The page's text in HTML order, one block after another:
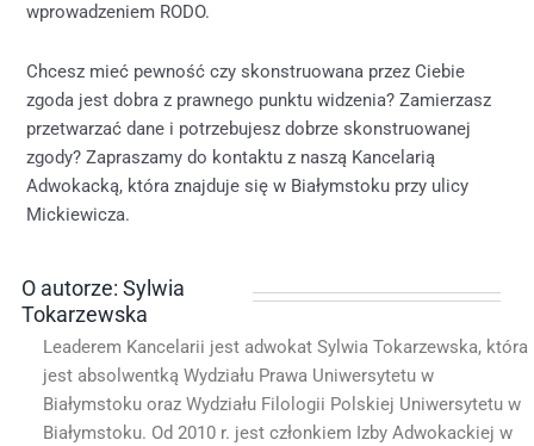
wprowadzeniem RODO.
Chcesz mieć pewność czy skonstruowana przez Ciebie
zgoda jest dobra z prawnego punktu widzenia? Zamierzasz
przetwarzać dane i potrzebujesz dobrze skonstruowanej
zgody? Zapraszamy do kontaktu z naszą Kancelarią
Adwokacką, która znajduje się w Białymstoku przy ulicy
Mickiewicza.
O autorze: Sylwia
Tokarzewska
Leaderem Kancelarii jest adwokat Sylwia Tokarzewska, która
jest absolwentką Wydziału Prawa Uniwersytetu w
Białymstoku oraz Wydziału Filologii Polskiej Uniwersytetu w
Białymstoku. Od 2010 r. jest członkiem Izby Adwokackiej w